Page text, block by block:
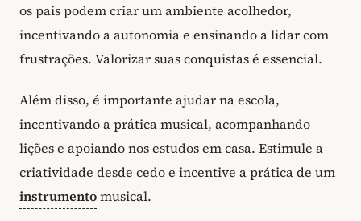
os pais podem criar um ambiente acolhedor,
incentivando a autonomia e ensinando a lidar com
frustrações. Valorizar suas conquistas é essencial.
Além disso, é importante ajudar na escola,
incentivando a prática musical, acompanhando
lições e apoiando nos estudos em casa. Estimule a
criatividade desde cedo e incentive a prática de um
instrumentomusical.